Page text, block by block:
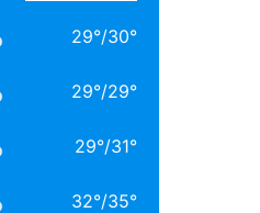
29°/30°
29°/29°
29°/31°
32°/35°